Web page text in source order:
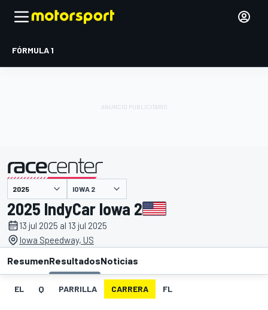
FÓRMULA 1
presentado por IOWA 2
2025 IndyCar Iowa 2
13 jul 2025 al 13 jul 2025
Iowa Speedway, US
ResumenResultadosNoticias
EL Q PARRILLA CARRERA FL